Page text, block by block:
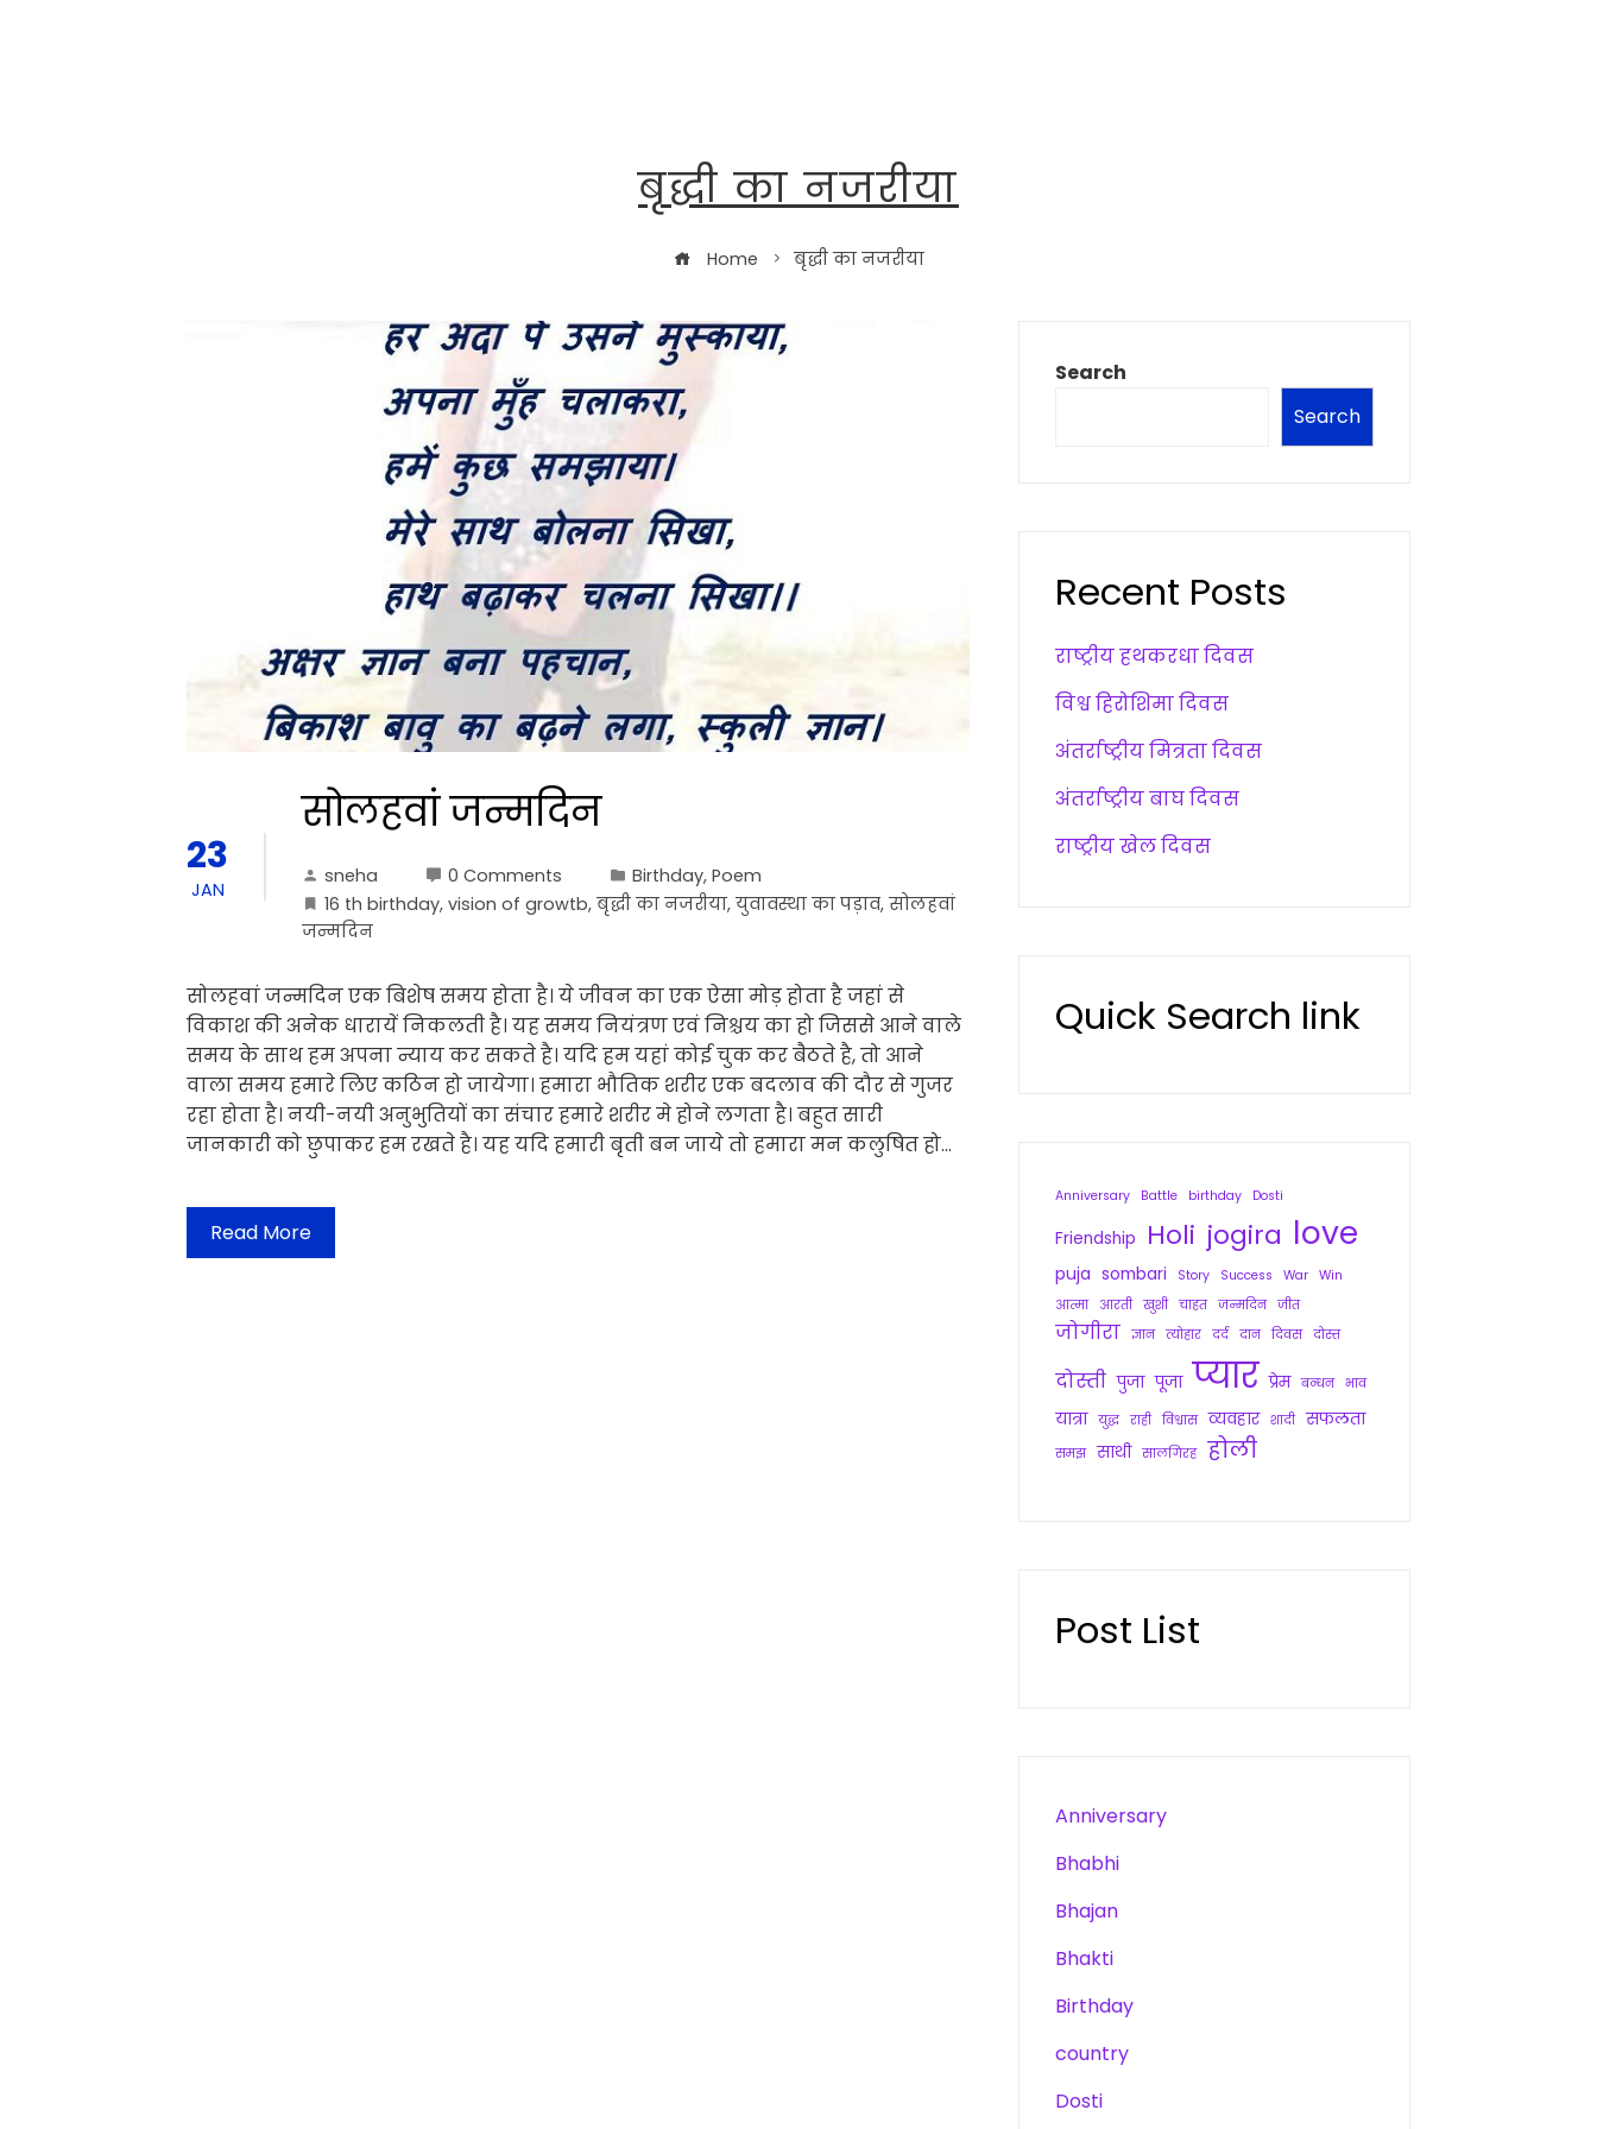
बृद्धी का नजरीया
Home बृद्धी का नजरीया
23
JAN
सोलहवां जन्मदिन
sneha 0 Comments Birthday, Poem
16 th birthday, vision of growtb, बृद्धी का नजरीया, युवावस्था का पड़ाव, सोलहवां
जन्मदिन
सोलहवां जन्मदिन एक बिशेष समय होता है। ये जीवन का एक ऐसा मोड़ होता है जहां से
विकाश की अनेक धारायें निकलती है। यह समय नियंत्रण एवं निश्चय का हो जिससे आने वाले
समय के साथ हम अपना न्याय कर सकते है। यदि हम यहां कोई चुक कर बैठते है, तो आने
वाला समय हमारे लिए कठिन हो जायेगा। हमारा भौतिक शरीर एक बदलाव की दौर से गुजर
रहा होता है। नयी-नयी अनुभुतियों का संचार हमारे शरीर मे होने लगता है। बहुत सारी
जानकारी को छुपाकर हम रखते है। यह यदि हमारी बृती बन जाये तो हमारा मन कलुषित हो…
Read More
Search
Search
Recent Posts
राष्ट्रीय हथकरधा दिवस
विश्व हिरोशिमा दिवस
अंतर्राष्ट्रीय मित्रता दिवस
अंतर्राष्ट्रीय बाघ दिवस
राष्ट्रीय खेल दिवस
Quick Search link
Anniversary Battle birthday Dosti
Friendship Holi jogira love
puja sombari Story Success War
Win
आत्मा
आरती खुशी चाहत जन्मदिन जीत
जोगीरा ज्ञान त्योहार दर्द दान दिवस दोस्त
दोस्ती पुजा पूजा प्यार प्रेम बन्धन भाव
यात्रा युद्ध राही विश्वास व्यवहार शादी सफलता
समझ साथी सालगिरह होली
Post List
Anniversary
Bhabhi
Bhajan
Bhakti
Birthday
country
Dosti